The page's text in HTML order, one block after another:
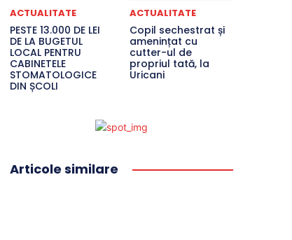
ACTUALITATE
PESTE 13.000 DE LEI
DE LA BUGETUL
LOCAL PENTRU
CABINETELE
STOMATOLOGICE
DIN ȘCOLI
ACTUALITATE
Copil sechestrat și
amenințat cu
cutter-ul de
propriul tată, la
Uricani
Articole similare